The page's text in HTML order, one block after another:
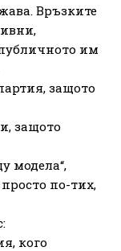
Връзките
им
защото
защото
модела“,
по-тих,
кого